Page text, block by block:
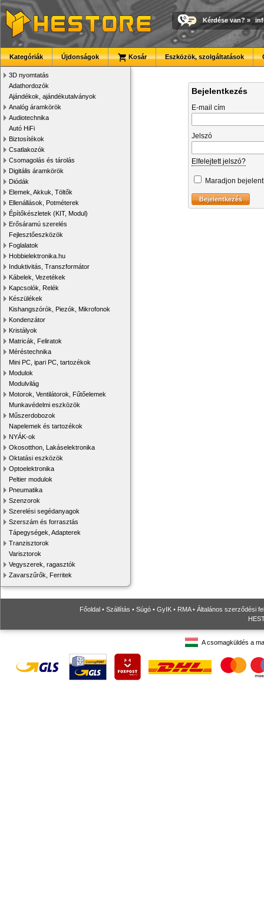
Kérdése van? »
Kategóriák Újdonságok Kosár Eszközök, szolgáltatások
3D nyomtatás
Adathordozók
Ajándékok, ajándékutalványok
Analóg áramkörök
Audiotechnika
Autó HiFi
Biztosítékok
Csatlakozók
Csomagolás és tárolás
Digitális áramkörök
Diódák
Elemek, Akkuk, Töltők
Ellenállások, Potméterek
Építőkészletek (KIT, Modul)
Erősáramú szerelés
Fejlesztőeszközök
Foglalatok
Hobbielektronika.hu
Induktivitás, Transzformátor
Kábelek, Vezetékek
Kapcsolók, Relék
Készülékek
Kishangszórók, Piezók, Mikrofonok
Kondenzátor
Kristályok
Matricák, Feliratok
Méréstechnika
Mini PC, ipari PC, tartozékok
Modulok
Modulvilág
Motorok, Ventilátorok, Fűtőelemek
Munkavédelmi eszközök
Műszerdobozok
Napelemek és tartozékok
NYÁK-ok
Okosotthon, Lakáselektronika
Oktatási eszközök
Optoelektronika
Peltier modulok
Pneumatika
Szenzorok
Szerelési segédanyagok
Szerszám és forrasztás
Tápegységek, Adapterek
Tranzisztorok
Varisztorok
Vegyszerek, ragasztók
Zavarszűrők, Ferritek
Bejelentkezés
E-mail cím
Jelszó
Elfelejtett jelszó?
Maradjon
Főoldal • Szállítás • Súgó • GyIK • RMA• Általános szerződési
A csomagküldés a